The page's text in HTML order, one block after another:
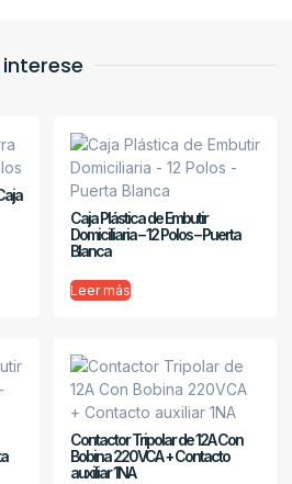
Caja Plástica de Embutir
Domiciliaria – 12 Polos – Puerta
Blanca
Leer más
Contactor Tripolar de 12A Con
Bobina 220VCA + Contacto
auxiliar 1NA